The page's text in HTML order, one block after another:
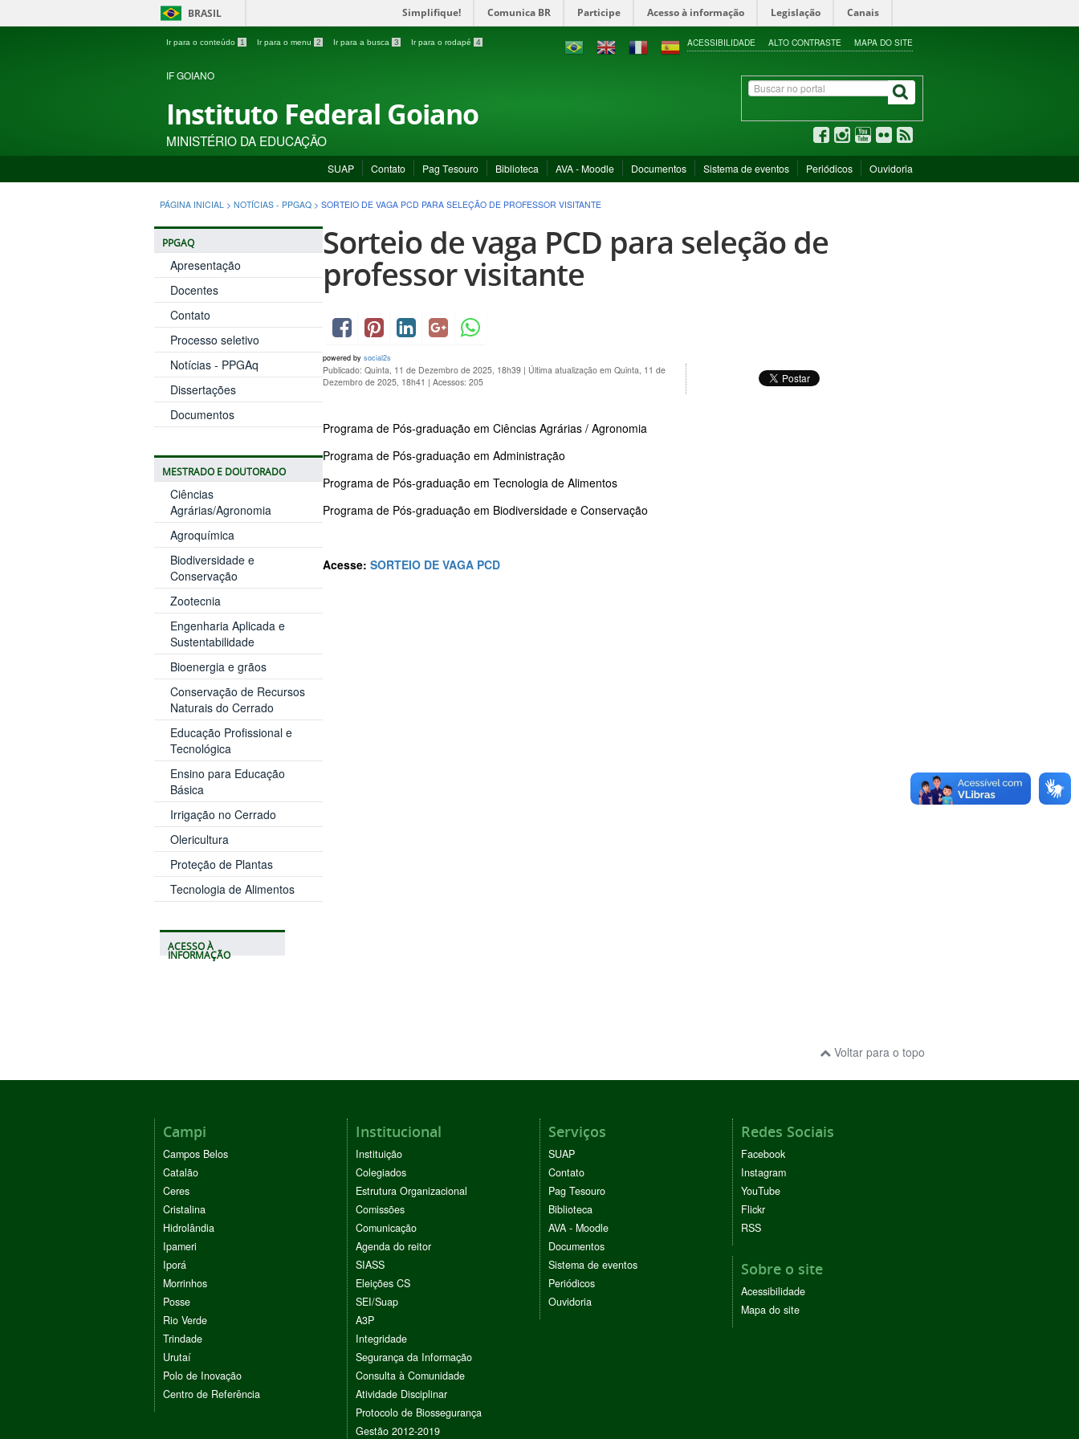
BRASIL Simplifique! Comunica BR Participe Acesso à informação Legislação Canais
Ir para o conteúdo 1 Ir para o menu 2 Ir para a busca 3 Ir para o rodapé 4 ACESSIBILIDADE ALTO CONTRASTE MAPA DO SITE
IF GOIANO
Instituto Federal Goiano
MINISTÉRIO DA EDUCAÇÃO
SUAP Contato Pag Tesouro Biblioteca AVA - Moodle Documentos Sistema de eventos Periódicos Ouvidoria
PÁGINA INICIAL > NOTÍCIAS - PPGAQ > SORTEIO DE VAGA PCD PARA SELEÇÃO DE PROFESSOR VISITANTE
PPGAQ
Apresentação
Docentes
Contato
Processo seletivo
Notícias - PPGAq
Dissertações
Documentos
MESTRADO E DOUTORADO
Ciências
Agrárias/Agronomia
Agroquímica
Biodiversidade e
Conservação
Zootecnia
Engenharia Aplicada e
Sustentabilidade
Bioenergia e grãos
Conservação de Recursos
Naturais do Cerrado
Educação Profissional e
Tecnológica
Ensino para Educação
Básica
Irrigação no Cerrado
Olericultura
Proteção de Plantas
Tecnologia de Alimentos
ACESSO À
INFORMAÇÃO
Sorteio de vaga PCD para seleção de
professor visitante
powered by social2s
Publicado: Quinta, 11 de Dezembro de 2025, 18h39 | Última atualização em Quinta, 11 de
Dezembro de 2025, 18h41 | Acessos: 205
Programa de Pós-graduação em Ciências Agrárias / Agronomia
Programa de Pós-graduação em Administração
Programa de Pós-graduação em Tecnologia de Alimentos
Programa de Pós-graduação em Biodiversidade e Conservação
Acesse: SORTEIO DE VAGA PCD
Voltar para o topo
Campi
Campos Belos
Catalão
Ceres
Cristalina
Hidrolândia
Ipameri
Iporá
Morrinhos
Posse
Rio Verde
Trindade
Urutaí
Polo de Inovação
Centro de Referência
Institucional
Instituição
Colegiados
Estrutura Organizacional
Comissões
Comunicação
Agenda do reitor
SIASS
Eleições CS
SEI/Suap
A3P
Integridade
Segurança da Informação
Consulta à Comunidade
Atividade Disciplinar
Protocolo de Biossegurança
Gestão 2012-2019
Serviços
SUAP
Contato
Pag Tesouro
Biblioteca
AVA - Moodle
Documentos
Sistema de eventos
Periódicos
Ouvidoria
Redes Sociais
Facebook
Instagram
YouTube
Flickr
RSS
Sobre o site
Acessibilidade
Mapa do site